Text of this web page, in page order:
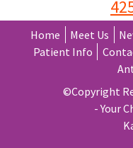
Home Meet Us
Patient Info
©Copyright
- Your